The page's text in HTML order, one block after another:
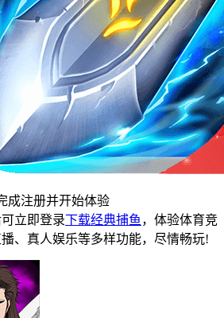
成注册并开始体验
立即登录下载经典捕鱼 ，体验体育竞
、真人娱乐等多样功能，尽情畅玩!